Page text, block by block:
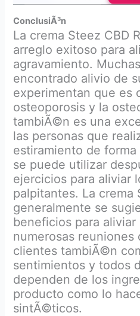
ConclusiÃ³n
La crema Steez CBD
arreglo exitoso para
agravamiento.
encontrado alivio de
experimentan que es
osteoporosis y la
tambiÃ©n es una
las personas que
estiramiento de forma
se puede utilizar
ejercicios para aliviar
palpitantes. La crema
generalmente se
beneficios para aliviar
numerosas reuniones
clientes tambiÃ©n
sentimientos y todos
dependen de los
producto como lo
sintÃ©ticos.